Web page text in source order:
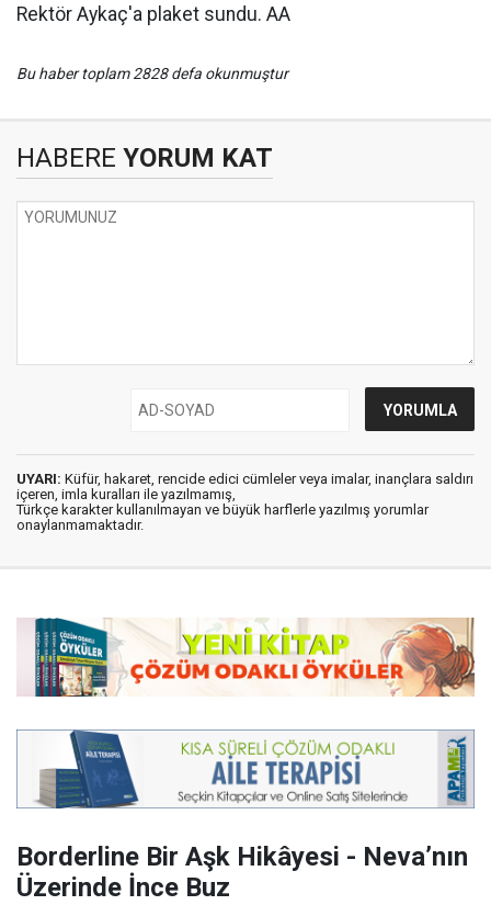
Rektör Aykaç'a plaket sundu. AA
Bu haber toplam 2828 defa okunmuştur
HABERE YORUM KAT
UYARI: Küfür, hakaret, rencide edici cümleler veya imalar, inançlara saldırı
içeren, imla kuralları ile yazılmamış,
Türkçe karakter kullanılmayan ve büyük harflerle yazılmış yorumlar
onaylanmamaktadır.
Borderline Bir Aşk Hikâyesi - Neva’nın
Üzerinde İnce Buz